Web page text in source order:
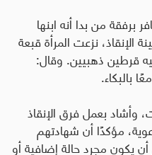
برفقة من بدا أنه ابنها
نزعت المرأة قبعة
قرطين ذهبيين. وقال:
بالبكاء.
وأشاد بعمل فرق الإنقاذ
مؤكدًا أن شهادتهم
يكون مجرد حالة إضافية أو